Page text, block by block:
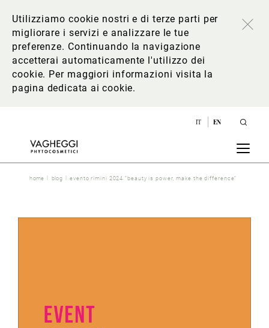
Utilizziamo cookie nostri e di terze parti per
migliorare i servizi e analizzare le tue
preferenze. Continuando la navigazione
accetterai automaticamente l'utilizzo dei
cookie. Per maggiori informazioni visita la
pagina dedicata ai cookie.
IT EN
home blog evento rimini 2024 “beauty is power, make the difference”